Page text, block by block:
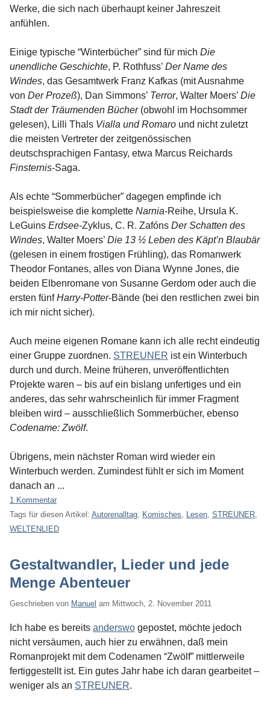
Werke, die sich nach überhaupt keiner Jahreszeit
anfühlen.
Einige typische “Winterbücher” sind für mich Die
unendliche Geschichte, P. Rothfuss’ Der Name des
Windes, das Gesamtwerk Franz Kafkas (mit Ausnahme
von Der Prozeß), Dan Simmons’ Terror, Walter Moers’ Die
Stadt der Träumenden Bücher(obwohl im Hochsommer
gelesen), Lilli Thals Vialla und Romaro und nicht zuletzt
die meisten Vertreter der zeitgenössischen
deutschsprachigen Fantasy, etwa Marcus Reichards
Finsternis-Saga.
Als echte “Sommerbücher” dagegen empfinde ich
beispielsweise die komplette Narnia-Reihe, Ursula K.
LeGuins Erdsee-Zyklus, C. R. Zafóns Der Schatten des
Windes, Walter Moers’ Die 13 ½ Leben des Käpt’n Blaubär
(gelesen in einem frostigen Frühling), das Romanwerk
Theodor Fontanes, alles von Diana Wynne Jones, die
beiden Elbenromane von Susanne Gerdom oder auch die
ersten fünfHarry-Potter-Bände (bei den restlichen zwei bin
ich mir nicht sicher).
Auch meine eigenen Romane kann ich alle recht eindeutig
einer Gruppe zuordnen. STREUNER ist ein Winterbuch
durch und durch. Meine früheren, unveröffentlichten
Projekte waren – bis auf ein bislang unfertiges und ein
anderes, das sehr wahrscheinlich für immer Fragment
bleiben wird – ausschließlich Sommerbücher, ebenso
Codename: Zwölf.
Übrigens, mein nächster Roman wird wieder ein
Winterbuch werden. Zumindest fühlt er sich im Moment
danach an ...
1 Kommentar
Tags für diesen Artikel: Autorenalltag Komisches Lesen STREUNER
WELTENLIED
Gestaltwandler, Lieder und jede
Menge Abenteuer
Geschrieben von Manuel am Mittwoch, 2. November 2011
Ich habe es bereits anderswo gepostet, möchte jedoch
nicht versäumen, auch hier zu erwähnen, daß mein
Romanprojekt mit dem Codenamen “Zwölf” mittlerweile
fertiggestellt ist. Ein gutes Jahr habe ich daran gearbeitet –
weniger als an STREUNER.